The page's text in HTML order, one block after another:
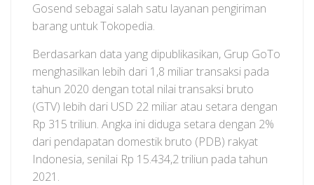
Gosend sebagai salah satu layanan pengiriman
barang untuk Tokopedia.
Berdasarkan data yang dipublikasikan, Grup GoTo
menghasilkan lebih dari 1,8 miliar transaksi pada
tahun 2020 dengan total nilai transaksi bruto
(GTV) lebih dari USD 22 miliar atau setara dengan
Rp 315 triliun. Angka ini diduga setara dengan 2%
dari pendapatan domestik bruto (PDB) rakyat
Indonesia, senilai Rp 15.434,2 triliun pada tahun
2021.